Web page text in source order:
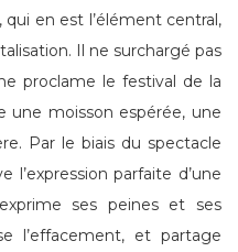
en est l’élément central,
Il ne surchargé pas
proclame le festival de la
une moisson espérée, une
Par le biais du spectacle
l’expression parfaite d’une
ses peines et ses
l’effacement, et partage